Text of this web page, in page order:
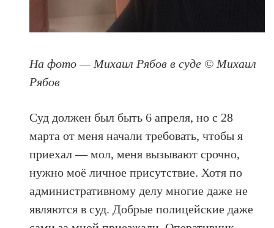
На фото — Михаил Рябов в суде © Михаил
Рябов
Суд должен был быть 6 апреля, но с 28
марта от меня начали требовать, чтобы я
приехал — мол, меня вызывают срочно,
нужно моё личное присутствие. Хотя по
административному делу многие даже не
являются в суд. Добрые полицейские даже